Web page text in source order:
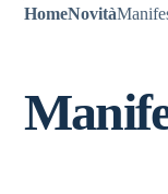
HomeNovità